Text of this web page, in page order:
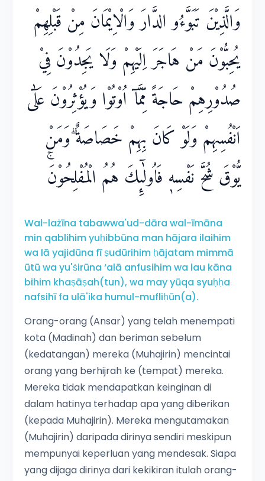
وَالَّذِيْنَ تَبَوَّءُو الدَّارَ وَالْاِيْمَانَ مِنْ قَبْلِهِمْ
يُحِبُّوْنَ مَنْ هَاجَرَ اِلَيْهِمْ وَلَا يَجِدُوْنَ فِيْ
صُدُوْرِهِمْ حَاجَةً مِّمَّآ اُوْتُوْا وَيُؤْثِرُوْنَ عَلٰٓى
اَنْفُسِهِمْ وَلَوْ كَانَ بِهِمْ خَصَاصَةٌ ۗوَمَنْ
يُّوْقَ شُحَّ نَفْسِهٖ فَاُولٰۤىِٕكَ هُمُ الْمُفْلِحُوْنَۚ
Wal-lażīna tabawwa'ud-dāra wal-īmāna
min qablihim yuḥibbūna man hājara ilaihim
wa lā yajidūna fī ṣudūrihim ḥājatam mimmā
ūtū wa yu'ṡirūna ‘alā anfusihim wa lau kāna
bihim khaṣāṣah(tun), wa may yūqa syuḥḥa
nafsihī fa ulā'ika humul-mufliḥūn(a).
Orang-orang (Ansar) yang telah menempati
kota (Madinah) dan beriman sebelum
(kedatangan) mereka (Muhajirin) mencintai
orang yang berhijrah ke (tempat) mereka.
Mereka tidak mendapatkan keinginan di
dalam hatinya terhadap apa yang diberikan
(kepada Muhajirin). Mereka mengutamakan
(Muhajirin) daripada dirinya sendiri meskipun
mempunyai keperluan yang mendesak. Siapa
yang dijaga dirinya dari kekikiran itulah orang-